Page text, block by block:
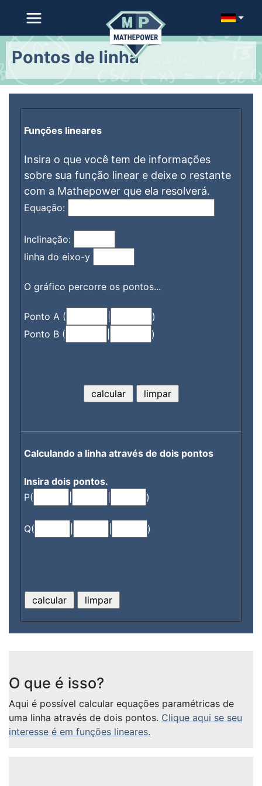
Pontos de linha
Funções lineares
Insira o que você tem de informações
sobre sua função linear e deixe o restante
com a Mathepower que ela resolverá.
Equação:
Inclinação:
linha do eixo-y
O gráfico percorre os pontos...
Ponto A (
)
Ponto B (
)
Calculando a linha através de dois pontos
Insira dois pontos.
P(
)
Q( )
O que é isso?
Aqui é possível calcular equações paramétricas de
uma linha através de dois pontos. Clique aqui se seu
interesse é em funções lineares.